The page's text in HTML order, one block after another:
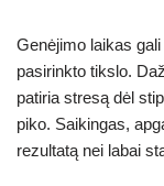
Genėjimo laikas
pasirinkto tikslo.
patiria stresą dėl
piko. Saikingas,
rezultatą nei labai